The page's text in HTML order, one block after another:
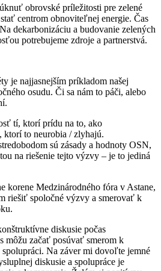
obrovské príležitosti pre zelené
centrom obnoviteľnej energie. Čas
dekarbonizáciu a budovanie zelených
potrebujeme zdroje a partnerstvá.
je najjasnejším príkladom našej
osudu. Či sa nám to páči, alebo
tí, ktorí prídu na to, ako
ktorí to neurobia / zlyhajú.
sú zásady a hodnoty OSN,
na riešenie tejto výzvy – je to jediná
korene Medzinárodného fóra v Astane,
riešiť spoločné výzvy a smerovať k
diskusie počas
môžu začať posúvať smerom k
Na záver mi dovoľte jemné
diskusie a spolupráce je